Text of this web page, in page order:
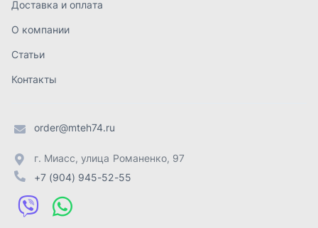
г. Златоуст
г. Челябинск
+7 (904) 945-04-44